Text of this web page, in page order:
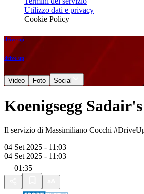
Utilizzo dati e privacy
Cookie Policy
drive up
drive up
Video Foto Social
Koenigsegg
Il servizio di Massimiliano Cocchi
04 Set 2025 - 11:03
04 Set 2025 - 11:03
01:35